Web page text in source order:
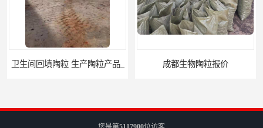
卫生间回填陶粒 生产陶粒产品_ 成都生物陶粒报价